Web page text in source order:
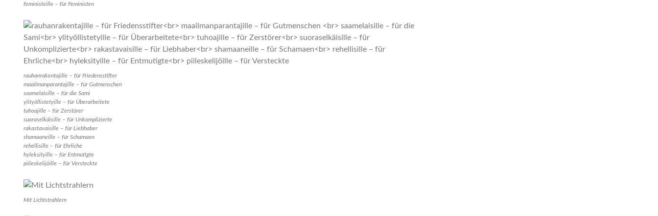
feministeille – für Feministen
rauhanrakentajille – für Friedensstifter
maailmanparantajille – für Gutmenschen
saamelaisille – für die Sami
ylityöllistetyille – für Überarbeitete
tuhoajille – für Zerstörer
suoraselkäisille – für Unkomplizierte
rakastavaisille – für Liebhaber
shamaaneille – für Schamaen
rehellisille – für Ehrliche
hyleksityille – für Entmutigte
piileskelijöille – für Versteckte
Mit Lichtstrahlern